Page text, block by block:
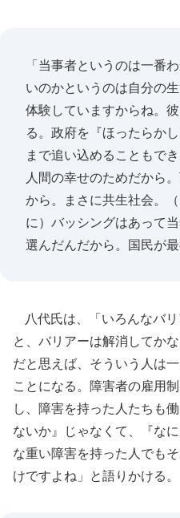
「当事者というのは一番
いのかというのは自分の
体験していますからね。
る。政府を『ほったらか
まで追い込めることもで
人間の幸せのためだから
から。まさに共生社会。
に）バッシングはあって
選んだんだから。国民が
八代氏は、「いろんなバ
と、バリアーは解消してか
だと思えば、そういう人は
ことになる。障害者の雇用
し、障害を持った人たちも
ないか』じゃなくて、『な
な重い障害を持った人でも
けですよね」と語りかける。